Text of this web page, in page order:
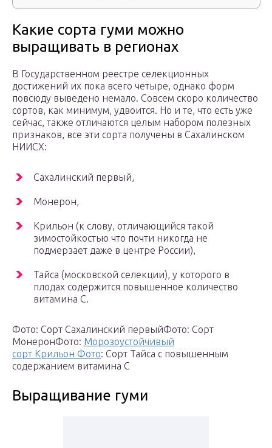
Какие сорта гуми можно
выращивать в регионах
В Государственном реестре селекционных
достижений их пока всего четыре, однако форм
повсюду выведено немало. Совсем скоро количество
сортов, как минимум, удвоится. Но и те, что есть уже
сейчас, также отличаются целым набором полезных
признаков, все эти сорта получены в Сахалинском
НИИСХ:
Сахалинский первый,
Монерон,
Крильон (к слову, отличающийся такой
зимостойкостью что почти никогда не
подмерзает даже в центре России),
Тайса (московской селекции), у которого в
плодах содержится повышенное количество
витамина С.
Фото: Сорт Сахалинский первыйФото: Сорт
МонеронФото: Морозоустойчивый
сорт Крильон Фото: Сорт Тайса с повышенным
содержанием витамина С
Выращивание гуми